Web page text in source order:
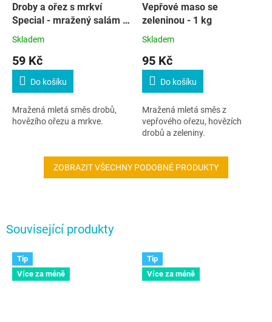
Související produkty
Tip
Více za méně
Tip
Více za méně
Droby a ořez s mrkví
Special - mražený salám -
1 kg
Skladem
59 Kč
Do košíku
Mražená mletá směs drobů,
hovězího ořezu a mrkve.
Vepřové maso se
zeleninou - 1 kg
Skladem
95 Kč
Do košíku
Mražená mletá směs z
vepřového ořezu, hovězích
drobů a zeleniny.
ZOBRAZIT VŠECHNY PODOBNÉ PRODUKTY